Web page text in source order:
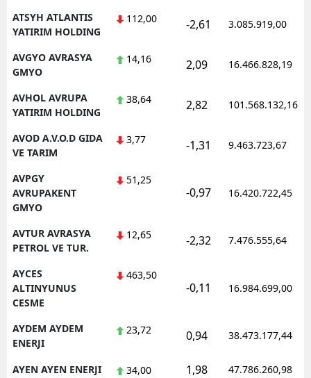
ATSYH ATLANTIS
YATIRIM HOLDING
112,00 -2,61 3.085.919,00
AVGYO AVRASYA
GMYO
14,16 2,09 16.466.828,19
AVHOL AVRUPA
YATIRIM HOLDING
38,64 2,82 101.568.132,16
AVOD A.V.O.D GIDA
VE TARIM
3,77 -1,31 9.463.723,67
AVPGY
AVRUPAKENT
GMYO
51,25
-0,97 16.420.722,45
AVTUR AVRASYA
PETROL VE TUR.
12,65 -2,32 7.476.555,64
AYCES
ALTINYUNUS
CESME
463,50
-0,11 16.984.699,00
AYDEM AYDEM
ENERJI
23,72 0,94 38.473.177,44
AYEN AYEN ENERJI 34,00 1,98 47.786.260,98